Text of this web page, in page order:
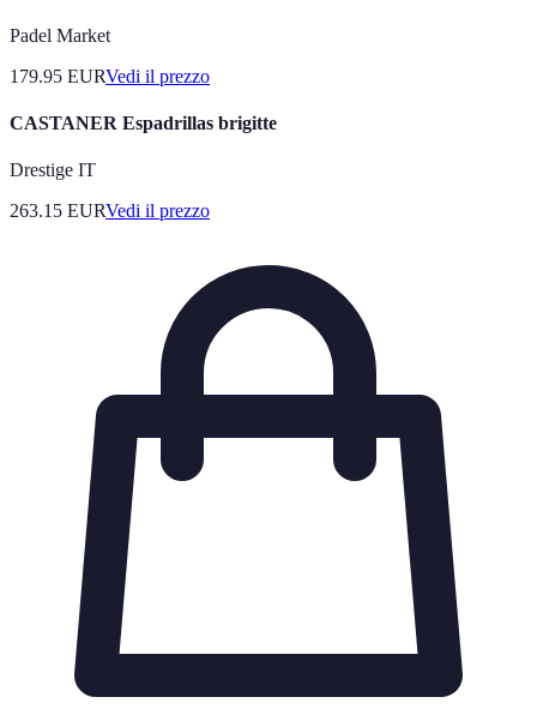
Padel Market
179.95 EURVedi il prezzo
CASTANER Espadrillas brigitte
Drestige IT
263.15 EURVedi il prezzo